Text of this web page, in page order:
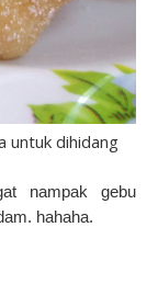
untuk dihidang
nampak gebu
hahaha.